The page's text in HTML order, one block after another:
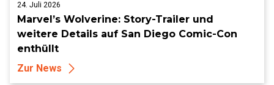
24. Juli 2026
Marvel’s Wolverine: Story-Trailer und
weitere Details auf San Diego Comic-Con
enthüllt
Zur News